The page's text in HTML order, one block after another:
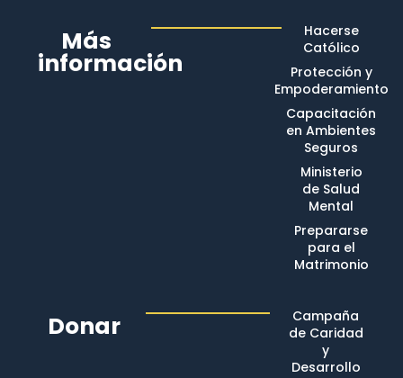
Más
información
Hacerse
Católico
Protección y
Empoderamiento
Capacitación
en Ambientes
Seguros
Ministerio
de Salud
Mental
Prepararse
para el
Matrimonio
Donar
Campaña
de Caridad
y
Desarrollo